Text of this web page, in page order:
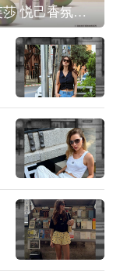
IPSA茵芙莎 悦己香氛凝露上市